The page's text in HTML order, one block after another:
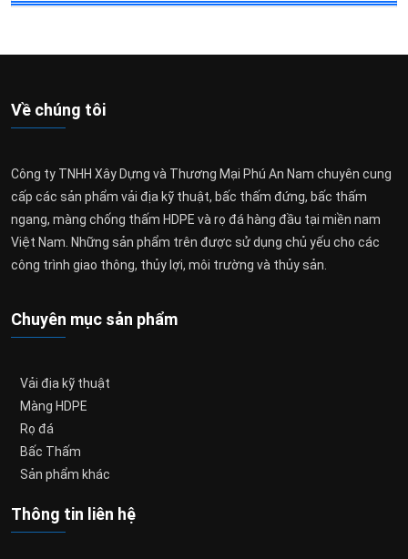
Về chúng tôi
Công ty TNHH Xây Dựng và Thương Mại Phú An Nam chuyên cung
cấp các sản phẩm vải địa kỹ thuật, bấc thấm đứng, bấc thấm
ngang, màng chống thấm HDPE và rọ đá hàng đầu tại miền nam
Việt Nam. Những sản phẩm trên được sử dụng chủ yếu cho các
công trình giao thông, thủy lợi, môi trường và thủy sản.
Chuyên mục sản phẩm
Vải địa kỹ thuật
Màng HDPE
Rọ đá
Bấc Thấm
Sản phẩm khác
Thông tin liên hệ